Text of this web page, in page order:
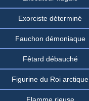
Exorciste déterminé
Fauchon démoniaque
Fêtard débauché
Figurine du Roi arctique